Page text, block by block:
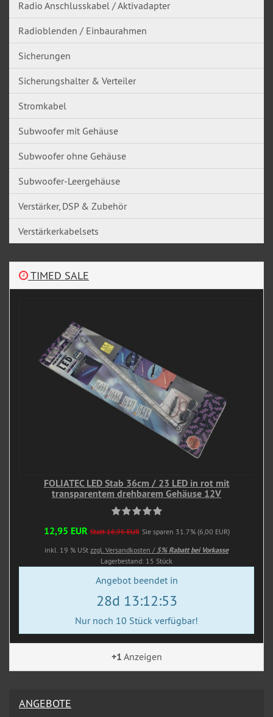
Radio Anschlusskabel / Aktivadapter
Radioblenden / Einbaurahmen
Sicherungen
Sicherungshalter & Verteiler
Stromkabel
Subwoofer mit Gehäuse
Subwoofer ohne Gehäuse
Subwoofer-Leergehäuse
Verstärker, DSP & Zubehör
Verstärkerkabelsets
TIMED SALE
FOLIATEC LED Stab 36cm / 23 LED in rot mit
transparentem drehbarem Gehäuse 12V
12,95 EUR Statt 18,95 EUR Sie sparen 31.7% (6,00 EUR)
inkl. 19 % USt zzgl. Versandkosten / 5% Rabatt bei Vorkasse
Lagerbestand: 15 Stück
Angebot beendet in
28d 13:12:53
Nur noch 10 Stück verfügbar!
+1 Anzeigen
ANGEBOTE